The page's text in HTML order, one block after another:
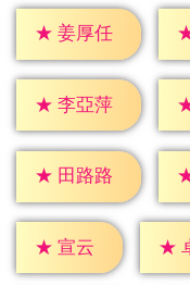
★ 姜厚任
★ 李亞萍
★ 田路路
★ 宣云 ★